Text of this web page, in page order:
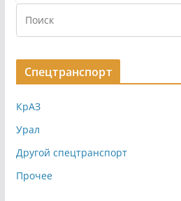
Спецтранспорт
КрАЗ
Урал
Другой спецтранспорт
Прочее